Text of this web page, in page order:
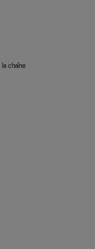
la chaîne